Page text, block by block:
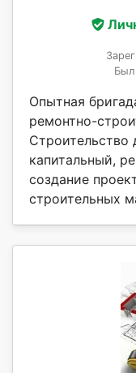
Был
Опытная
ремонтно-
Строительство
капитальный,
создание
строительных